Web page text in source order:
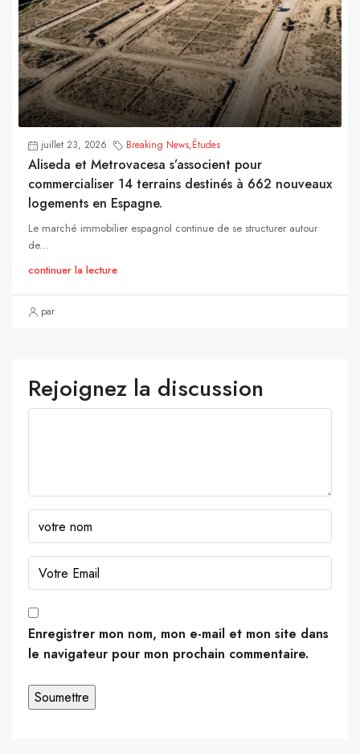
juillet 23, 2026 Breaking News,Études
Aliseda et Metrovacesa s’associent pour
commercialiser 14 terrains destinés à 662 nouveaux
logements en Espagne.
Le marché immobilier espagnol continue de se structurer autour
de...
continuer la lecture
par
Rejoignez la discussion
Enregistrer mon nom, mon e-mail et mon site dans
le navigateur pour mon prochain commentaire.